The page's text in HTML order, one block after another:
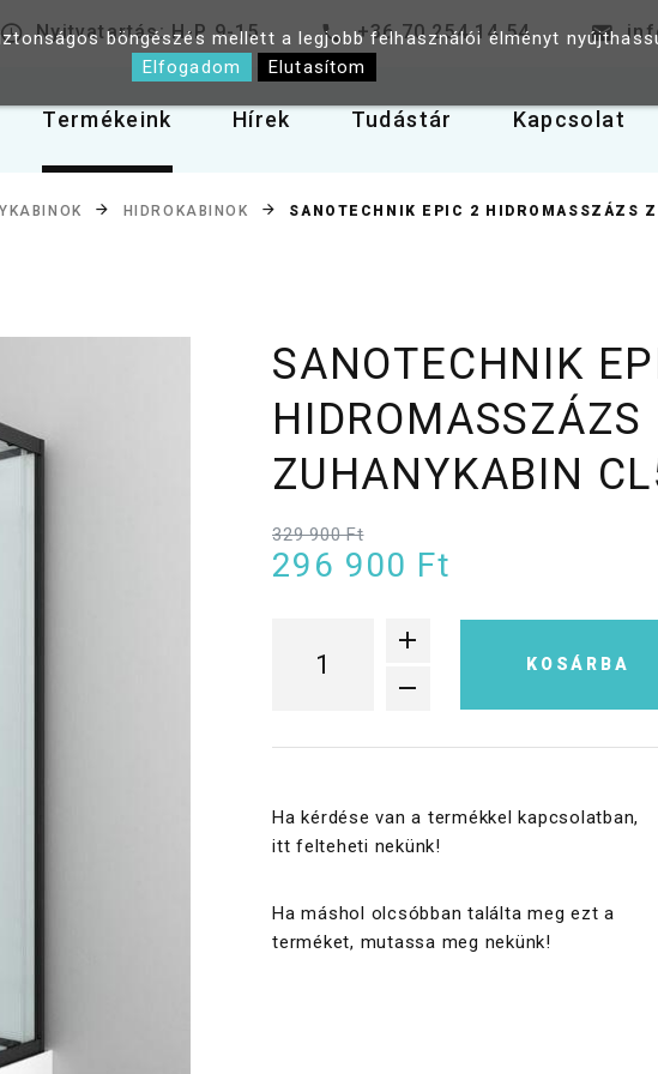
Nyitvatartás: H-P 9-15 +36 70 254 14 54
Termékeink Hírek Tudástár Kapcsolat
HIDROKABINOK SANOTECHNIK EPIC 2 HIDROMASSZÁZS
SANOTECHNIK
HIDROMASSZÁZS
ZUHANYKABIN
329 900 Ft
296 900 Ft
KOSÁRBA
Ha kérdése van a termékkel kapcsolatban,
itt felteheti nekünk!
Ha máshol olcsóbban találta meg ezt a
terméket, mutassa meg nekünk!
böngészés mellett a legjobb felhasználói élményt
Elfogadom
Elutasítom